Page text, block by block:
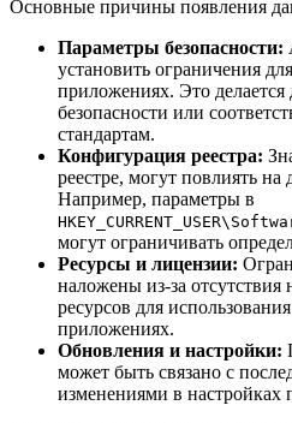
Основные причины появления
Параметры безопасности:
установить ограничения
приложениях. Это делается
безопасности или
стандартам.
Конфигурация реестра:
реестре, могут повлиять
Например, параметры в
могут ограничивать
Ресурсы и лицензии:
наложены из-за
ресурсов для
приложениях.
Обновления и настройки:
может быть связано с
изменениями в настройках